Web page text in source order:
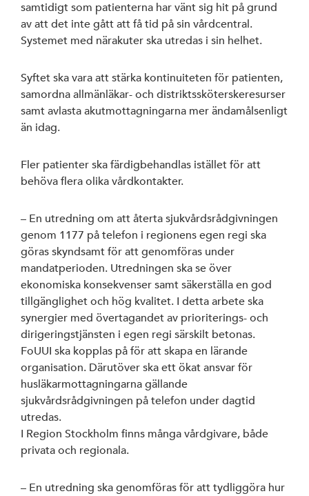
samtidigt som patienterna har vänt sig hit på grund
av att det inte gått att få tid på sin vårdcentral.
Systemet med närakuter ska utredas i sin helhet.
Syftet ska vara att stärka kontinuiteten för patienten,
samordna allmänläkar- och distriktssköterskeresurser
samt avlasta akutmottagningarna mer ändamålsenligt
än idag.
Fler patienter ska färdigbehandlas istället för att
behöva flera olika vårdkontakter.
– En utredning om att återta sjukvårdsrådgivningen
genom 1177 på telefon i regionens egen regi ska
göras skyndsamt för att genomföras under
mandatperioden. Utredningen ska se över
ekonomiska konsekvenser samt säkerställa en god
tillgänglighet och hög kvalitet. I detta arbete ska
synergier med övertagandet av prioriterings- och
dirigeringstjänsten i egen regi särskilt betonas.
FoUUI ska kopplas på för att skapa en lärande
organisation. Därutöver ska ett ökat ansvar för
husläkarmottagningarna gällande
sjukvårdsrådgivningen på telefon under dagtid
utredas.
I Region Stockholm finns många vårdgivare, både
privata och regionala.
– En utredning ska genomföras för att tydliggöra hur